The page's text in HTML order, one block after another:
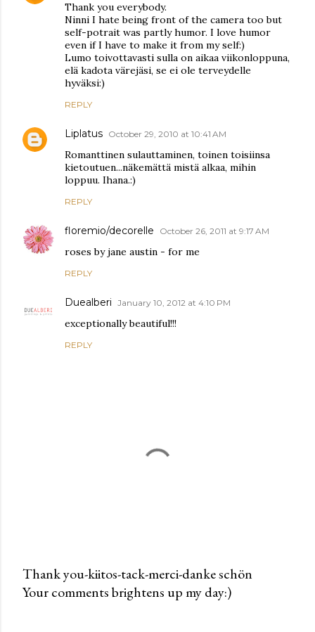
Thank you everybody.
Ninni I hate being front of the camera too but
self-potrait was partly humor. I love humor
even if I have to make it from my self:)
Lumo toivottavasti sulla on aikaa viikonloppuna,
elä kadota värejäsi, se ei ole terveydelle
hyväksi:)
REPLY
Liplatus October 29, 2010 at 10:41 AM
Romanttinen sulauttaminen, toinen toisiinsa
kietoutuen...näkemättä mistä alkaa, mihin
loppuu. Ihana.:)
REPLY
floremio/decorelle October 26, 2011 at 9:17 AM
roses by jane austin - for me
REPLY
Duealberi January 10, 2012 at 4:10 PM
exceptionally beautiful!!!
REPLY
P
Thank you-kiitos-tack-merci-danke schön
Your comments brightens up my day:)